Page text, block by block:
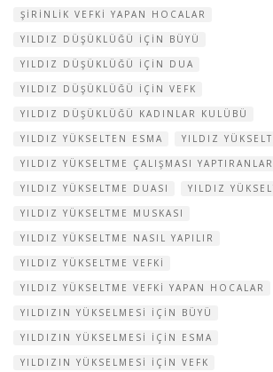
ŞIRINLIK VEFKI YAPAN HOCALAR
YILDIZ DÜŞÜKLÜĞÜ IÇIN BÜYÜ
YILDIZ DÜŞÜKLÜĞÜ IÇIN DUA
YILDIZ DÜŞÜKLÜĞÜ IÇIN VEFK
YILDIZ DÜŞÜKLÜĞÜ KADINLAR KULÜBÜ
YILDIZ YÜKSELTEN ESMA
YILDIZ
YILDIZ YÜKSELTME ÇALIŞMASI YAPTIRANLAR
YILDIZ YÜKSELTME DUASI
YILDIZ
YILDIZ YÜKSELTME MUSKASI
YILDIZ YÜKSELTME NASIL YAPILIR
YILDIZ YÜKSELTME VEFKI
YILDIZ YÜKSELTME VEFKI YAPAN HOCALAR
YILDIZIN YÜKSELMESI IÇIN BÜYÜ
YILDIZIN YÜKSELMESI IÇIN ESMA
YILDIZIN YÜKSELMESI IÇIN VEFK